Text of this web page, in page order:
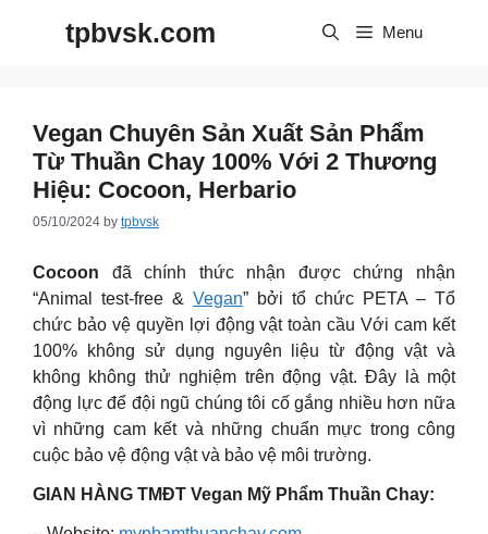
tpbvsk.com Menu
Vegan Chuyên Sản Xuất Sản Phẩm
Từ Thuần Chay 100% Với 2 Thương
Hiệu: Cocoon, Herbario
05/10/2024 by tpbvsk
Cocoon đã chính thức nhận được chứng nhận
“Animal test-free & Vegan” bởi tổ chức PETA – Tổ
chức bảo vệ quyền lợi động vật toàn cầu Với cam kết
100% không sử dụng nguyên liệu từ động vật và
không không thử nghiệm trên động vật. Đây là một
động lực để đội ngũ chúng tôi cố gắng nhiều hơn nữa
vì những cam kết và những chuẩn mực trong công
cuộc bảo vệ động vật và bảo vệ môi trường.
GIAN HÀNG TMĐT Vegan Mỹ Phẩm Thuần Chay: